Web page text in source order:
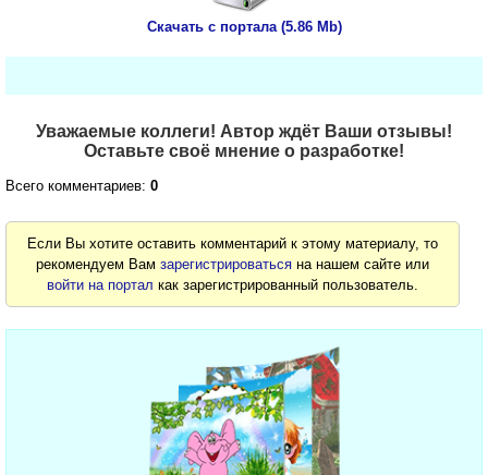
Скачать с портала (5.86 Mb)
Уважаемые коллеги! Автор ждёт Ваши отзывы!
Оставьте своё мнение о разработке!
Всего комментариев: 0
Если Вы хотите оставить комментарий к этому материалу, то
рекомендуем Вамзарегистрироваться на нашем сайте или
войти на портал как зарегистрированный пользователь.